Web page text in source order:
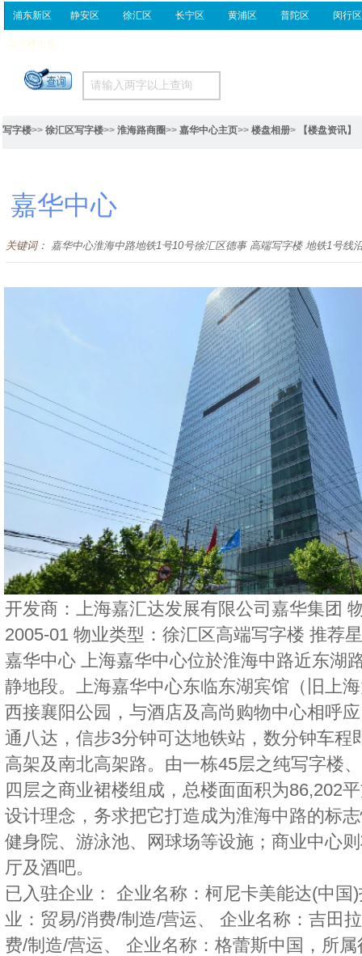
浦东新区 静安区 徐汇区 长宁区 黄浦区 普陀区 闵行区
写字楼出售
写字楼>> 徐汇区写字楼>> 淮海路商圈>> 嘉华中心主页>> 楼盘相册> 【楼盘资讯】
嘉华中心
关键词： 嘉华中心淮海中路地铁1号10号徐汇区德事 高端写字楼 地铁1号线
开发商：上海嘉汇达发展有限公司嘉华集团
2005-01 物业类型：徐汇区高端写字楼 推荐
嘉华中心 上海嘉华中心位於淮海中路近东湖
静地段。上海嘉华中心东临东湖宾馆（旧上
西接襄阳公园，与酒店及高尚购物中心相呼
通八达，信步3分钟可达地铁站，数分钟车程
高架及南北高架路。由一栋45层之纯写字楼
四层之商业裙楼组成，总楼面面积为86,202
设计理念，务求把它打造成为淮海中路的标
健身院、游泳池、网球场等设施；商业中心
厅及酒吧。
已入驻企业： 企业名称：柯尼卡美能达(中国
业：贸易/消费/制造/营运、 企业名称：吉田
费/制造/营运、 企业名称：格蕾斯中国，所